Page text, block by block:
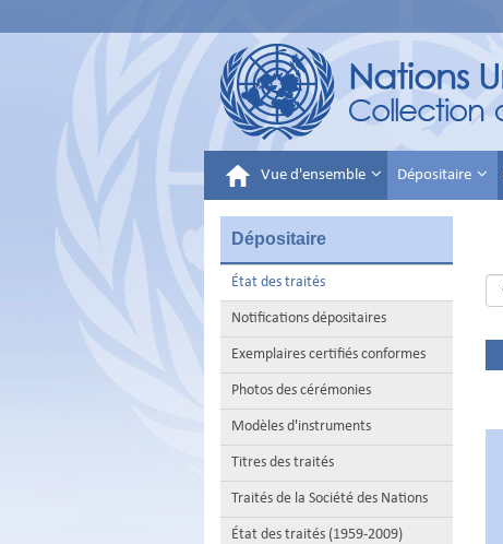
Vue d'ensemble Dépositaire
Dépositaire
État des traités
Notifications dépositaires
Exemplaires certifiés conformes
Photos des cérémonies
Modèles d'instruments
Titres des traités
Traités de la Société des Nations
État des traités (1959-2009)